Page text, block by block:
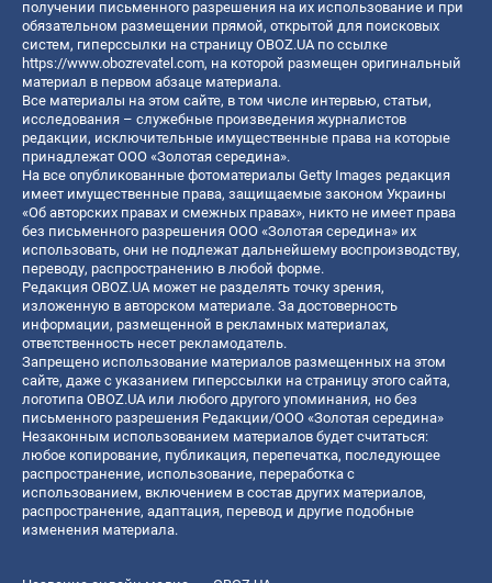
получении письменного разрешения на их использование и при
обязательном размещении прямой, открытой для поисковых
систем, гиперссылки на страницу OBOZ.UA по ссылке
https://www.obozrevatel.com, на которой размещен оригинальный
материал в первом абзаце материала.
Все материалы на этом сайте, в том числе интервью, статьи,
исследования – служебные произведения журналистов
редакции, исключительные имущественные права на которые
принадлежат ООО «Золотая середина».
На все опубликованные фотоматериалы Getty Images редакция
имеет имущественные права, защищаемые законом Украины
«Об авторских правах и смежных правах», никто не имеет права
без письменного разрешения ООО «Золотая середина» их
использовать, они не подлежат дальнейшему воспроизводству,
переводу, распространению в любой форме.
Редакция OBOZ.UA может не разделять точку зрения,
изложенную в авторском материале. За достоверность
информации, размещенной в рекламных материалах,
ответственность несет рекламодатель.
Запрещено использование материалов размещенных на этом
сайте, даже с указанием гиперссылки на страницу этого сайта,
логотипа OBOZ.UA или любого другого упоминания, но без
письменного разрешения Редакции/ООО «Золотая середина»
Незаконным использованием материалов будет считаться:
любое копирование, публикация, перепечатка, последующее
распространение, использование, переработка с
использованием, включением в состав других материалов,
распространение, адаптация, перевод и другие подобные
изменения материала.